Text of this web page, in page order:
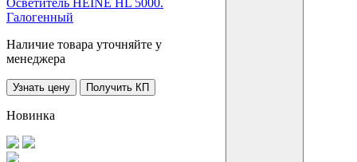
Галогенный
Наличие товара уточняйте у
менеджера
Узнать цену Получить КП
Новинка